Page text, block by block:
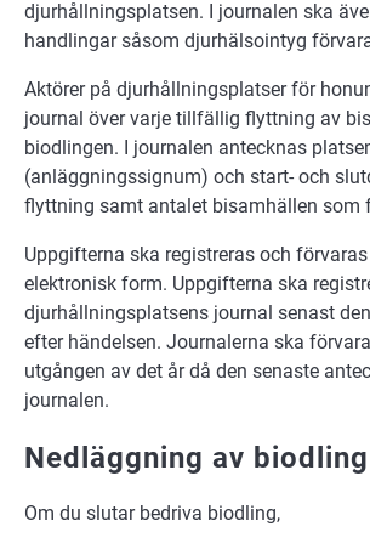
djurhållningsplatsen. I journalen ska
handlingar såsom djurhälsointyg
Aktörer på djurhållningsplatser för
journal över varje tillfällig flyttning av
biodlingen. I journalen antecknas
(anläggningssignum) och start- och
flyttning samt antalet bisamhällen som
Uppgifterna ska registreras och
elektronisk form. Uppgifterna ska
djurhållningsplatsens journal senast
efter händelsen. Journalerna ska
utgången av det år då den senaste
journalen.
Nedläggning av biodling
Om du slutar bedriva biodling,